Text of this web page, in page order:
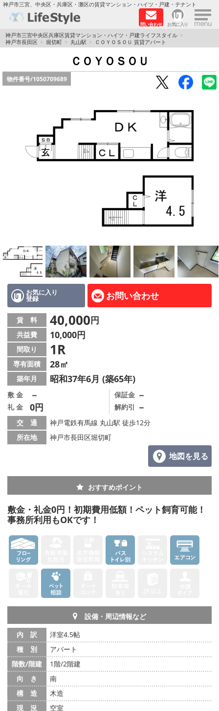
神戸市三宮、中央区・兵庫区・灘区の賃貸マンション・ハイツ・戸建・テナント
問い合わせ お気に入り ×
TOPページ
神戸の単身向けマンション特集
新築物件
高級賃貸
地域から探す
地図から探す
店舗情報·アクセス
会社概要
メールでお問い合わせ
神戸市三宮中央区兵庫区賃貸マンション・ハイツ・戸建ライフスタイル
神戸市長田区
堀切町 丸山駅 ＣＯＹＯＳＯＵ 賃貸アパート
ＣＯＹＯＳＯＵ
物件番号/1050709689
お気に入り
登録 お問い合わせ
賃 料 40,000円
共益費 10,000円
間取り 1R
専有面積 28㎡
築年月 昭和37年6月 (築65年)
敷 金 －
礼 金 0円
保証金 －
解約引 －
交 通
神戸電鉄有馬線 丸山駅 徒歩12分
所在地
神戸市長田区堀切町
地図を見る
おすすめポイント
敷金・礼金0円！初期費用低額！ペット飼育可能！
事務所利用もOKです！
設備・周辺情報など
内 訳
洋室4.5帖
種 別
アパート
階数/階建
1階/2階建
向 き
南
構 造
木造
現 況
空室